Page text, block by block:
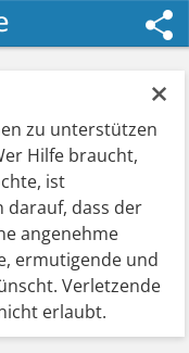
×
zu unterstützen
Hilfe braucht,
ist
darauf, dass der
angenehme
ermutigende und
Verletzende
erlaubt.